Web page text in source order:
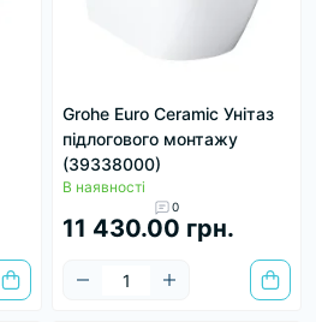
Grohe Euro Ceramic Унітаз
підлогового монтажу
(39338000)
В наявності
0
11 430.00 грн.